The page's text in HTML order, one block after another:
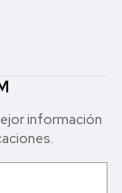
in formación